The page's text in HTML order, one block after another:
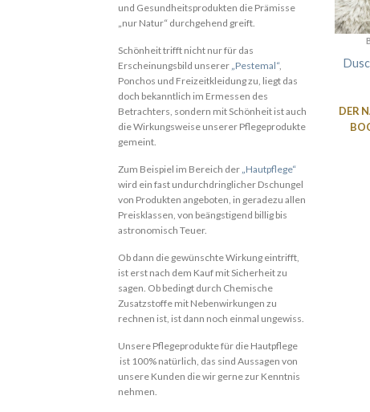
DER
und Gesundheitsprodukten die Prämisse
„nur Natur“ durchgehend greift.
Schönheit trifft nicht nur für das
Erscheinungsbild unserer „Pestemal“,
Ponchos und Freizeitkleidung zu, liegt das
doch bekanntlich im Ermessen des
Betrachters, sondern mit Schönheit ist auch
die Wirkungsweise unserer Pflegeprodukte
gemeint.
Zum Beispiel im Bereich der „Hautpflege“
wird ein fast undurchdringlicher Dschungel
von Produkten angeboten, in geradezu allen
Preisklassen, von beängstigend billig bis
astronomisch Teuer.
Ob dann die gewünschte Wirkung eintrifft,
ist erst nach dem Kauf mit Sicherheit zu
sagen. Ob bedingt durch Chemische
Zusatzstoffe mit Nebenwirkungen zu
rechnen ist, ist dann noch einmal ungewiss.
Unsere Pflegeprodukte für die Hautpflege
ist 100% natürlich, das sind Aussagen von
unsere Kunden die wir gerne zur Kenntnis
nehmen.